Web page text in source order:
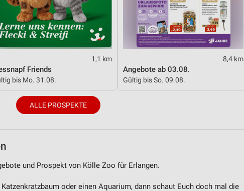
1,1 km
Friends
bis Mo. 31.08.
8,4 km
Angebote ab 03.08.
Gültig bis So. 09.08.
ALLE PROSPEKTE
und Prospekt von Kölle Zoo für Erlangen.
oder einen Aquarium, dann schaut Euch doch mal die
identifizieren